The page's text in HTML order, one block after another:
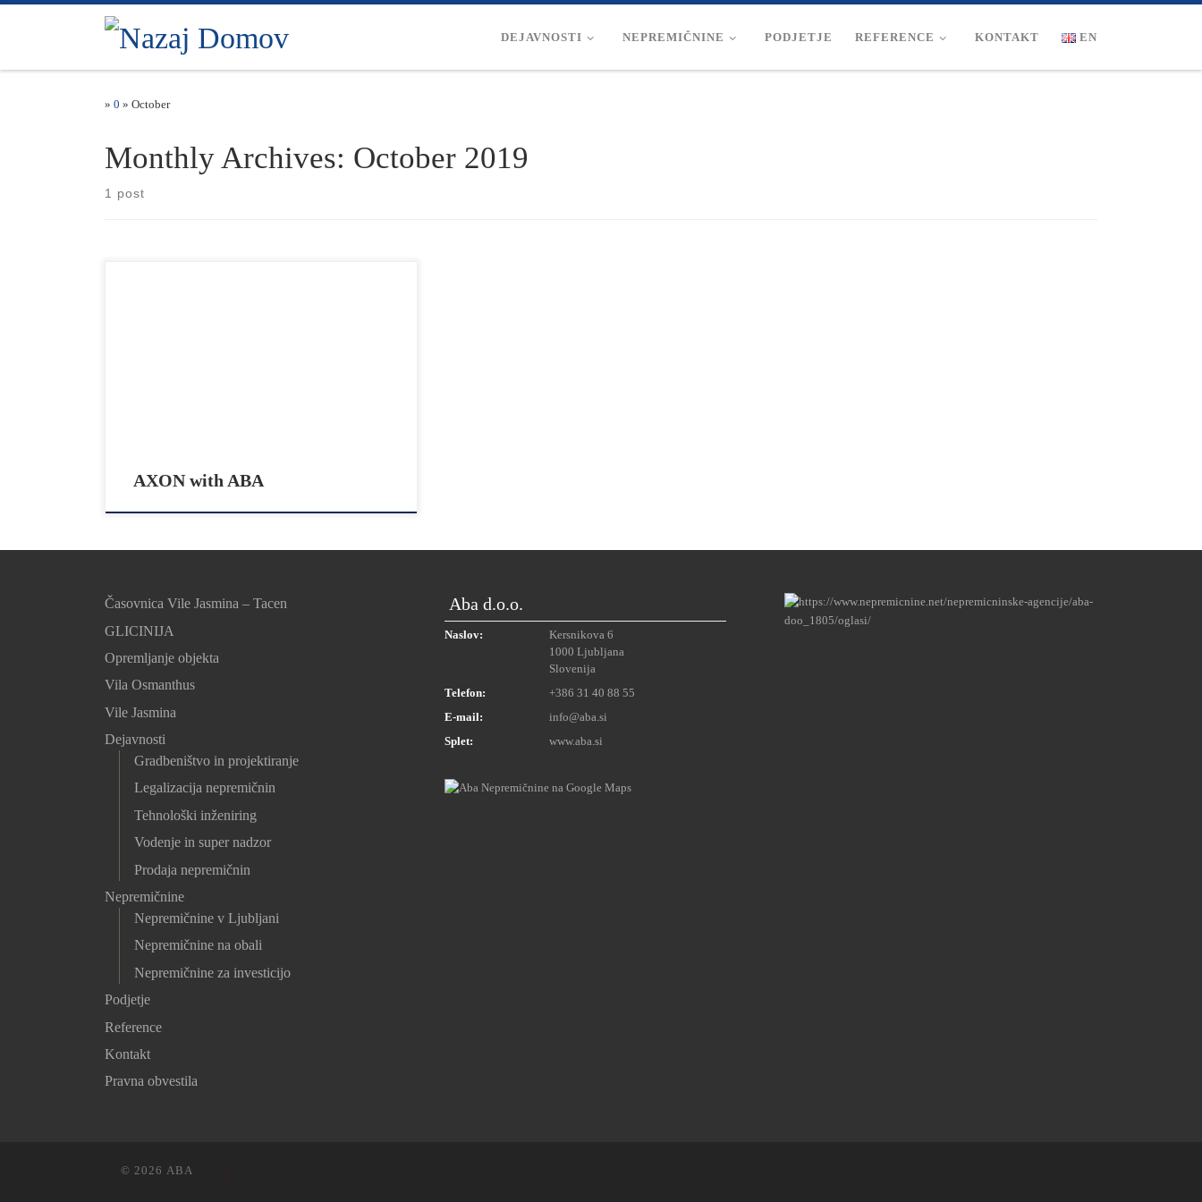
Skip to content
DEJAVNOSTI NEPREMIČNINE PODJETJE REFERENCE KONTAKT EN
» 0 » October
Monthly Archives: October 2019
1 post
AXON with ABA
Časovnica Vile Jasmina – Tacen
GLICINIJA
Opremljanje objekta
Vila Osmanthus
Vile Jasmina
Dejavnosti
Gradbeništvo in projektiranje
Legalizacija nepremičnin
Tehnološki inženiring
Vodenje in super nadzor
Prodaja nepremičnin
Nepremičnine
Nepremičnine v Ljubljani
Nepremičnine na obali
Nepremičnine za investicijo
Podjetje
Reference
Kontakt
Pravna obvestila
Aba d.o.o.
Naslov:
Kersnikova 6
1000 Ljubljana
Slovenija
Telefon:
+386 31 40 88 55
E-mail:
info@aba.si
Splet:
www.aba.si
© 2026 ABA